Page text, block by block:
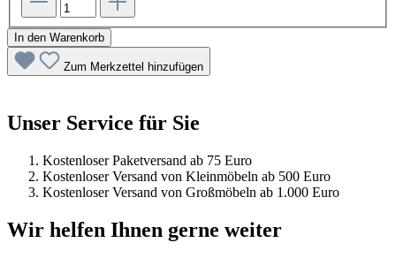
In den Warenkorb
Zum Merkzettel hinzufügen
Unser Service für Sie
Kostenloser Paketversand ab 75 Euro
Kostenloser Versand von Kleinmöbeln ab 500 Euro
Kostenloser Versand von Großmöbeln ab 1.000 Euro
Wir helfen Ihnen gerne weiter